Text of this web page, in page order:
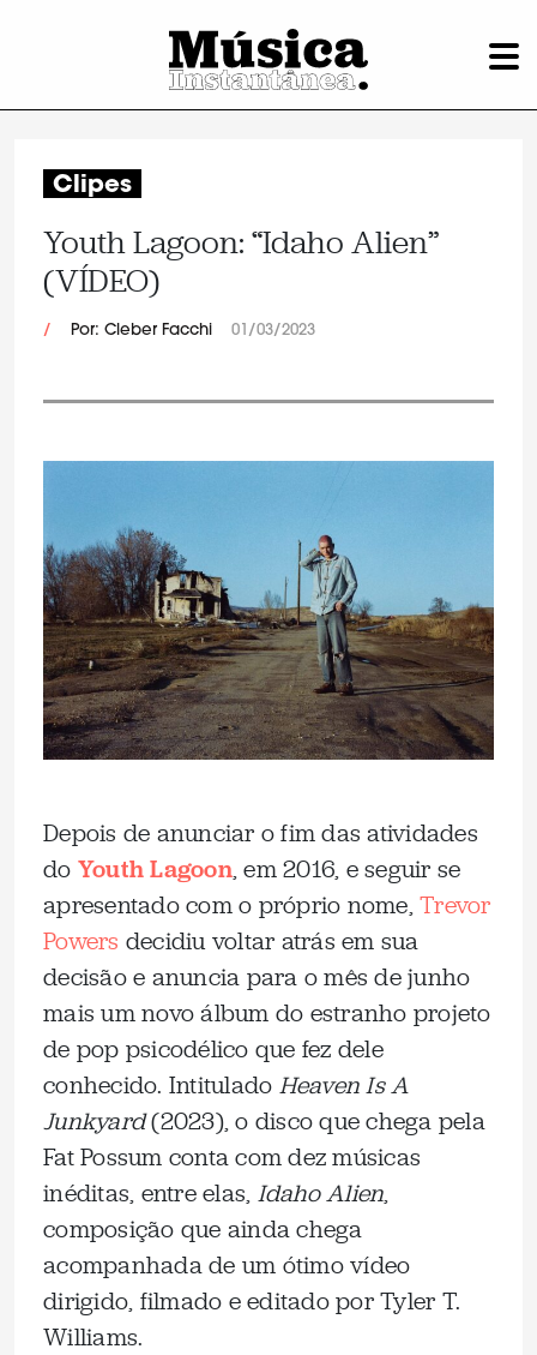
Clipes
Youth Lagoon: “Idaho Alien”
(VÍDEO)
/ Por: Cleber Facchi 01/03/2023
Depois de anunciar o fim das atividades
do Youth Lagoon, em 2016, e seguir se
apresentado com o próprio nome,Trevor
Powers decidiu voltar atrás em sua
decisão e anuncia para o mês de junho
mais um novo álbum do estranho projeto
de pop psicodélico que fez dele
conhecido. Intitulado Heaven Is A
Junkyard(2023), o disco que chega pela
Fat Possum conta com dez músicas
inéditas, entre elas, Idaho Alien,
composição que ainda chega
acompanhada de um ótimo vídeo
dirigido, filmado e editado por Tyler T.
Williams.